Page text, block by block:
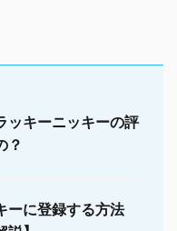
ッキーニッキーの評
？
ーに登録する方法